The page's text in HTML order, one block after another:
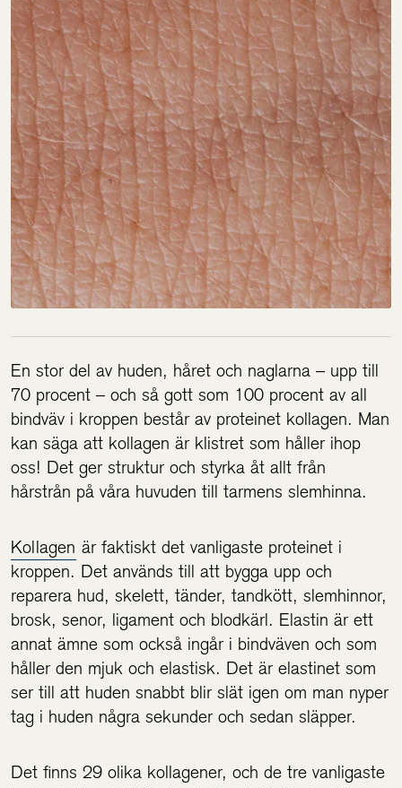
En stor del av huden, håret och naglarna – upp till
70 procent – och så gott som 100 procent av all
bindväv i kroppen består av proteinet kollagen. Man
kan säga att kollagen är klistret som håller ihop
oss! Det ger struktur och styrka åt allt från
hårstrån på våra huvuden till tarmens slemhinna.
Kollagen är faktiskt det vanligaste proteinet i
kroppen. Det används till att bygga upp och
reparera hud, skelett, tänder, tandkött, slemhinnor,
brosk, senor, ligament och blodkärl. Elastin är ett
annat ämne som också ingår i bindväven och som
håller den mjuk och elastisk. Det är elastinet som
ser till att huden snabbt blir slät igen om man nyper
tag i huden några sekunder och sedan släpper.
Det finns 29 olika kollagener, och de tre vanligaste